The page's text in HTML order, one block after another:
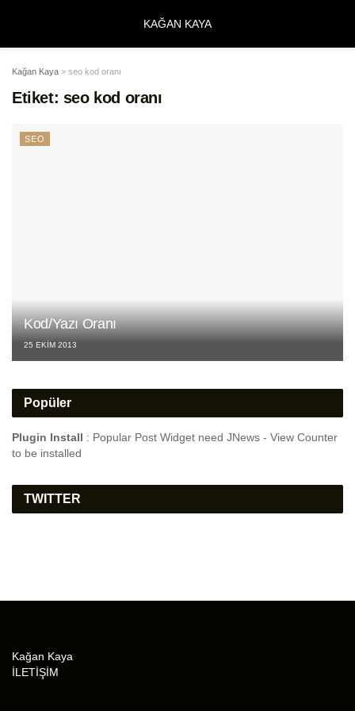
KAĞAN KAYA
Kağan Kaya > seo kod oranı
Etiket: seo kod oranı
SEO
Kod/Yazı Oranı
25 EKIM 2013
Popüler
Plugin Install : Popular Post Widget need JNews - View Counter
to be installed
TWITTER
Kağan Kaya
İLETİŞİM